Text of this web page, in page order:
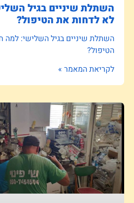
השתלת שיניים בגיל
לא לדחות את הטיפול?
השתלת שיניים בגיל השלישי: למה
הטיפול?
לקריאת המאמר »